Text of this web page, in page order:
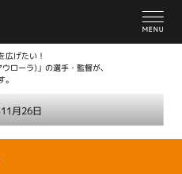
広げたい！
ローラ)」の選手・監督が、
月26日